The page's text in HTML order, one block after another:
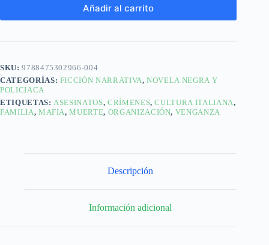
Añadir al carrito
SKU:9788475302966-004
CATEGORÍAS: FICCIÓN NARRATIVA,NOVELA NEGRA Y
POLICIACA
ETIQUETAS: ASESINATOS, CRÍMENES,CULTURA ITALIANA,
FAMILIA, MAFIA,MUERTE, ORGANIZACIÓN, VENGANZA
Descripción
Información adicional